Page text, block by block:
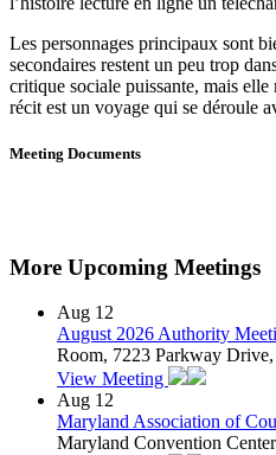
Les personnages principaux sont
secondaires restent un peu trop
critique sociale puissante, mais
récit est un voyage qui se déroule
Meeting Documents
More Upcoming Meetings
Aug 12
August 2026 Authority
Room, 7223 Parkway
View Meeting
Aug 12
Maryland Association of
Maryland Convention Center